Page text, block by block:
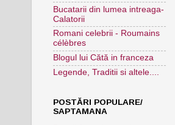
Bucatarii din lumea intreaga-
Calatorii
Romani celebrii - Roumains
célèbres
Blogul lui Cătă in franceza
Legende, Traditii si altele....
POSTĂRI POPULARE/
SAPTAMANA